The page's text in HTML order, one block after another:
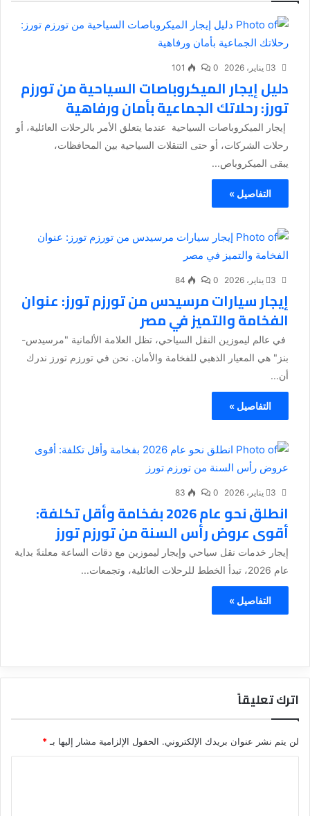
3 يناير، 2026 0
101
دليل إيجار الميكروباصات السياحية من تورزم
تورز: رحلاتك الجماعية بأمان ورفاهية
إيجار الميكروباصات السياحية عندما يتعلق الأمر بالرحلات العائلية، أو
رحلات الشركات، أو حتى التنقلات السياحية بين المحافظات،
يبقى الميكروباص...
التفاصيل »
3 يناير، 2026 0
84
إيجار سيارات مرسيدس من تورزم تورز: عنوان
الفخامة والتميز في مصر
في عالم ليموزين النقل السياحي، تظل العلامة الألمانية "مرسيدس-
بنز" هي المعيار الذهبي للفخامة والأمان. نحن في تورزم تورز ندرك
أن...
التفاصيل »
3 يناير، 2026 0
83
انطلق نحو عام 2026 بفخامة وأقل تكلفة:
أقوى عروض رأس السنة من تورزم تورز
إيجار خدمات نقل سياحي وإيجار ليموزين مع دقات الساعة معلنةً بداية
عام 2026، تبدأ الخطط للرحلات العائلية، وتجمعات...
التفاصيل »
اترك تعليقاً
لن يتم نشر عنوان بريدك الإلكتروني. الحقول الإلزامية مشار إليها بـ *